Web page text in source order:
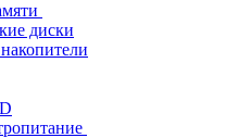
диски